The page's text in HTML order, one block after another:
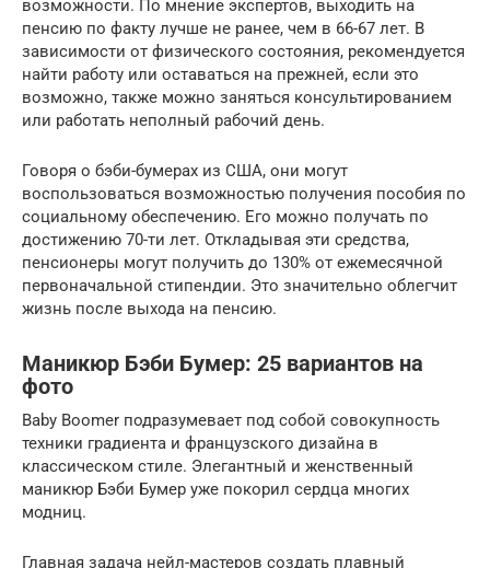
возможности. По мнение экспертов, выходить на
пенсию по факту лучше не ранее, чем в 66-67 лет. В
зависимости от физического состояния, рекомендуется
найти работу или оставаться на прежней, если это
возможно, также можно заняться консультированием
или работать неполный рабочий день.
Говоря о бэби-бумерах из США, они могут
воспользоваться возможностью получения пособия по
социальному обеспечению. Его можно получать по
достижению 70-ти лет. Откладывая эти средства,
пенсионеры могут получить до 130% от ежемесячной
первоначальной стипендии. Это значительно облегчит
жизнь после выхода на пенсию.
Маникюр Бэби Бумер: 25 вариантов на
фото
Baby Boomer подразумевает под собой совокупность
техники градиента и французского дизайна в
классическом стиле. Элегантный и женственный
маникюр Бэби Бумер уже покорил сердца многих
модниц.
Главная задача нейл-мастеров создать плавный